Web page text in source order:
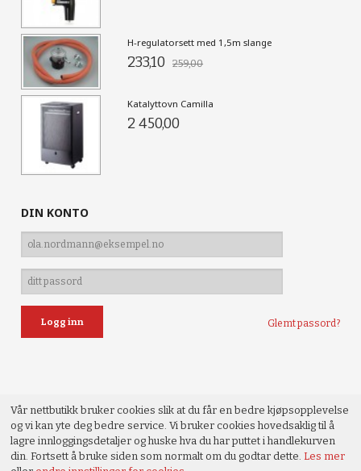
H-regulatorsett med 1,5m slange
233,10 259,00
Katalyttovn Camilla
2 450,00
DIN KONTO
Glemt passord?
Vår nettbutikk bruker cookies slik at du får en bedre kjøpsopplevelse
og vi kan yte deg bedre service. Vi bruker cookies hovedsaklig til å
lagre innloggingsdetaljer og huske hva du har puttet i handlekurven
din. Fortsett å bruke siden som normalt om du godtar dette.Les mer